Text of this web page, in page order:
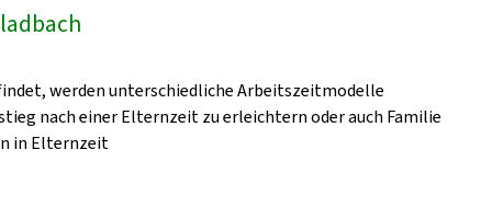
werden unterschiedliche Arbeitszeitmodelle
nach einer Elternzeit zu erleichtern oder auch Familie
in Elternzeit